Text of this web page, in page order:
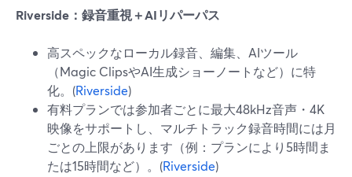
Riverside：録音重視＋AIリパーパス
高スペックなローカル録音、編集、AIツール
（Magic ClipsやAI生成ショーノートなど）に特
化。(Riverside)
有料プランでは参加者ごとに最大48kHz音声・4K
映像をサポートし、マルチトラック録音時間には月
ごとの上限があります（例：プランにより5時間ま
たは15時間など）。(Riverside)